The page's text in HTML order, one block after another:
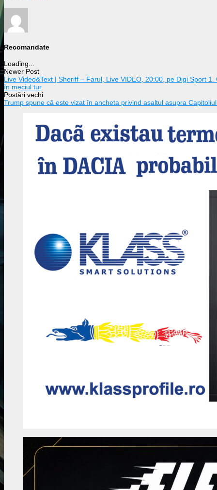
Recomandate
Loading...
Newer Post
Live Video&Text | Sheriff – Farul, Live VIDEO, 20:00, pe Digi Sport
în meciul tur
Postări vechi
Trump spune că este vizat în ancheta privind asaltul asupra